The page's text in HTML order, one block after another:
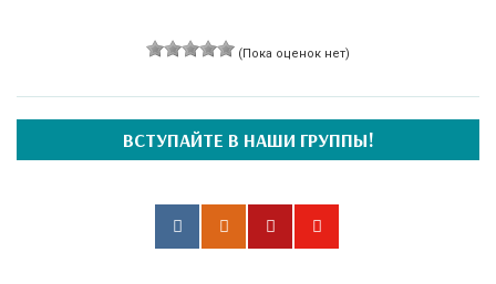
(Пока оценок нет)
ВСТУПАЙТЕ В НАШИ ГРУППЫ!